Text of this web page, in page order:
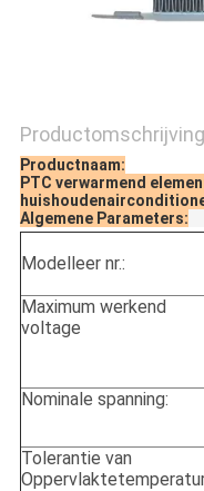
Productomschrijving
Productnaam:
PTC verwarmend
Algemene Parameters:
Modelleer nr.:
Maximum werkend
voltage
Nominale spanning:
Tolerantie van